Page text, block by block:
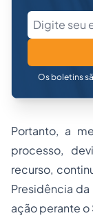
Os boletins
Portanto, a
processo,
recurso,
Presidência
ação perante o